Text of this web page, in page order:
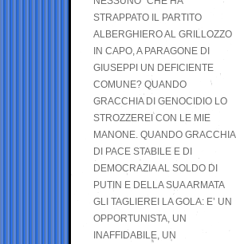
STRAPPATO IL PARTITO
ALBERGHIERO AL GRILLOZZO
IN CAPO, A PARAGONE DI
GIUSEPPI UN DEFICIENTE
COMUNE? QUANDO
GRACCHIA DI GENOCIDIO LO
STROZZEREI CON LE MIE
MANONE. QUANDO GRACCHIA
DI PACE STABILE E DI
DEMOCRAZIA AL SOLDO DI
PUTIN E DELLA SUA ARMATA
GLI TAGLIEREI LA GOLA: E’ UN
OPPORTUNISTA, UN
INAFFIDABILE, UN